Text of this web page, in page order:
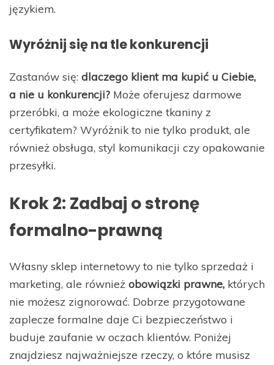
językiem.
Wyróżnij się na tle konkurencji
Zastanów się: dlaczego klient ma kupić u Ciebie,
a nie u konkurencji? Może oferujesz darmowe
przeróbki, a może ekologiczne tkaniny z
certyfikatem? Wyróżnik to nie tylko produkt, ale
również obsługa, styl komunikacji czy opakowanie
przesyłki.
Krok 2: Zadbaj o stronę
formalno-prawną
Własny sklep internetowy to nie tylko sprzedaż i
marketing, ale również obowiązki prawne, których
nie możesz zignorować. Dobrze przygotowane
zaplecze formalne daje Ci bezpieczeństwo i
buduje zaufanie w oczach klientów. Poniżej
znajdziesz najważniejsze rzeczy, o które musisz